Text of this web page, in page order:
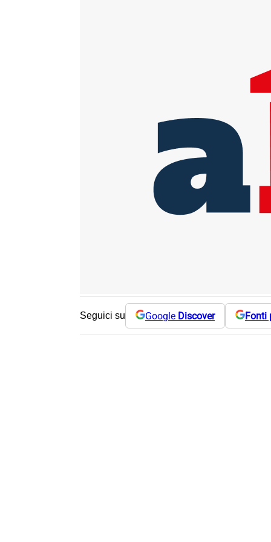
Seguici su Google Discover Fonti